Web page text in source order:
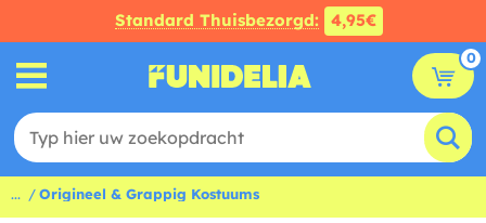
Standard Thuisbezorgd: 4,95€
0
... Origineel & Grappig Kostuums